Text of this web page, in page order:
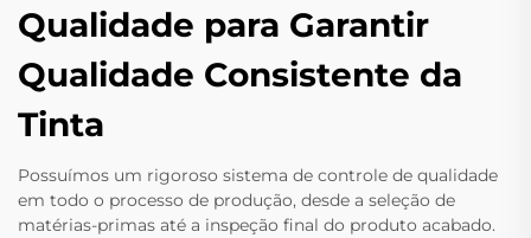
Qualidade para Garantir
Qualidade Consistente da
Tinta
Possuímos um rigoroso sistema de controle de qualidade
em todo o processo de produção, desde a seleção de
matérias-primas até a inspeção final do produto acabado.